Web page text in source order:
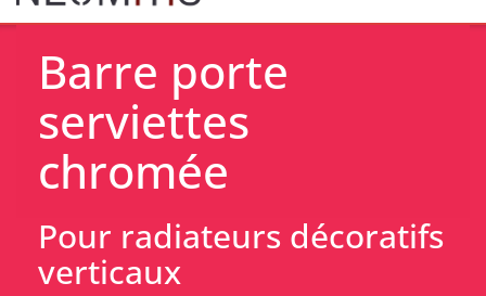
Barre porte
serviettes
chromée
Pour radiateurs décoratifs
verticaux